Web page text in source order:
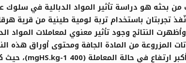
بحثه هو دراسة تأثير المواد الدبالية في سلوك
نّفذ تجربتان باستخدام تربة لومية طينية من
المزروعة من المادة الجافة ومحتوى أوراق هذه